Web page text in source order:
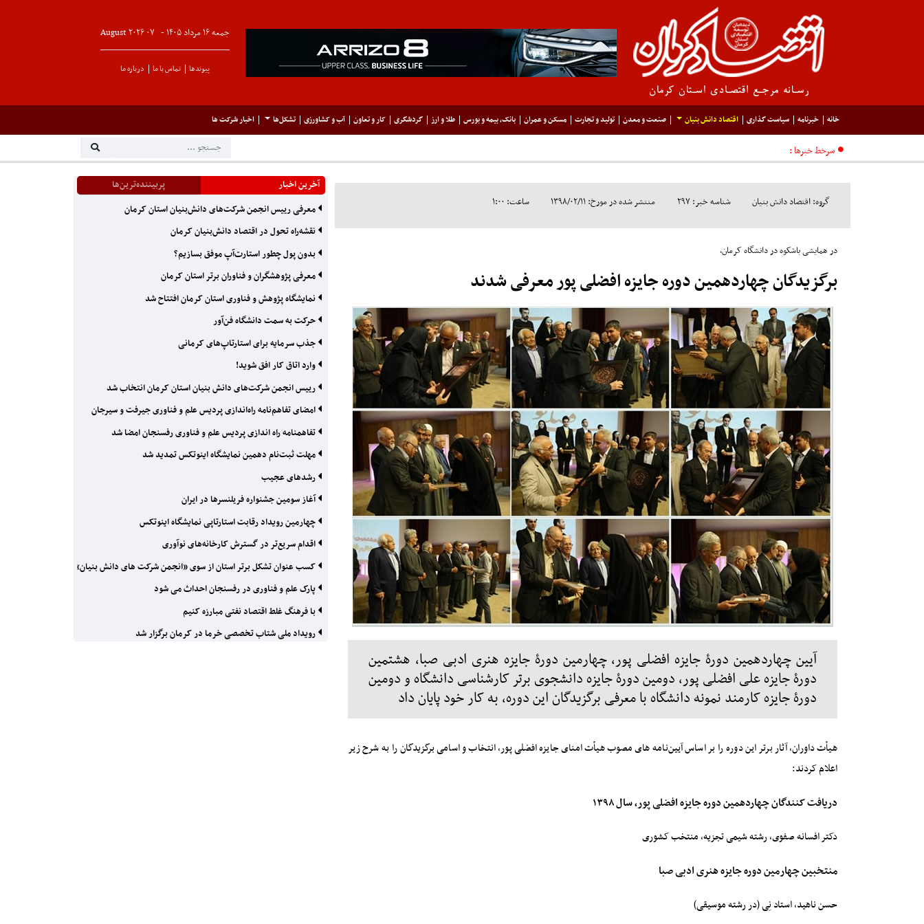
جمعه ۱۶ مرداد ۱۴۰۵ - ۰۷August۲۰۲۶
پیوندها تماس با ما درباره ما
خانه خبرنامه سیاست گذاری اقتصاد دانش بنیان صنعت و معدن تولید و تجارت مسکن و عمران بانک، بیمه و بورس طلا و ارز گردشگری کار و تعاون آب و کشاورزی تشکل‌ها اخبار شرکت ها
سرخط خبرها :
گروه: اقتصاد دانش بنیان شناسه خبر: ۲۹۷ منتشر شده در مورخ: ۱۳۹۸/۰۲/۱۱ ساعت: ۱:۰۰
در همایشی باشکوه در دانشگاه کرمان،
برگزیدگان چهاردهمین دوره جایزه افضلی پور معرفی شدند
آیین چهاردهمین دورۀ جایزه افضلی پور، چهارمین دورۀ جایزه هنری ادبی صبا، هشتمین
دورۀ جایزه علی افضلی پور، دومین دورۀ جایزه دانشجوی برتر کارشناسی دانشگاه و دومین
دورۀ جایزه کارمند نمونه دانشگاه با معرفی برگزیدگان این دوره، به کار خود پایان داد
هیأت داوران، آثار برتر این دوره را بر اساس آیین‌نامه های مصوب هیأت امنای جایزه افضلی پور، انتخاب و اسامی برگزیدگان را به شرح زیر
اعلام کردند:
دریافت کنندگان چهاردهمین دوره جایزه افضلی پور، سال ۱۳۹۸
دکتر افسانه صفوی، رشته شیمی تجزیه، منتخب کشوری
منتخبین چهارمین دوره جایزه هنری ادبی صبا
حسن ناهید، استاد نِی (در رشته موسیقی)
آخرین اخبار
پربیننده‌ترین‌ها
معرفی رییس انجمن شرکت‌های دانش‌بنیان استان کرمان
نقشه‌راه تحول در اقتصاد دانش‌بنیان کرمان
بدون پول چطور استارت‌آپ موفق بسازیم؟
معرفی پژوهشگران و فناوران برتر استان کرمان
نمایشگاه پژوهش و فناوری استان کرمان افتتاح شد
حرکت به سمت دانشگاه فن‌آور
جذب سرمایه برای استارتاپ‌های کرمانی
وارد اتاق کار افق شوید!
رییس انجمن شرکت‌های دانش بنیان استان کرمان انتخاب شد
امضای تفاهم‌نامه راه‌اندازی پردیس علم و فناوری جیرفت و سیرجان
تفاهمنامه راه اندازی پردیس علم و فناوری رفسنجان امضا شد
مهلت ثبت‌نام دهمین نمایشگاه اینوتکس تمدید شد
رشدهای عجیب
آغاز سومین جشنواره فریلنسرها در ایران
چهارمین رویداد رقابت استارتاپی نمایشگاه اینوتکس
اقدام سریع‌تر در گسترش کارخانه‌های نوآوری
کسب عنوان تشکل برتر استان از سوی «انجمن شرکت های دانش بنیان»
پارک علم و فناوری در رفسنجان احداث می شود
با فرهنگ غلط اقتصاد نفتی مبارزه کنیم
رویداد ملی شتاب تخصصی خرما در کرمان برگزار شد